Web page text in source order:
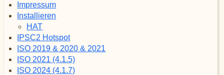
Impressum
Installieren
HAT
IPSC2 Hotspot
ISO 2019 & 2020 & 2021
ISO 2021 (4.1.5)
ISO 2024 (4.1.7)